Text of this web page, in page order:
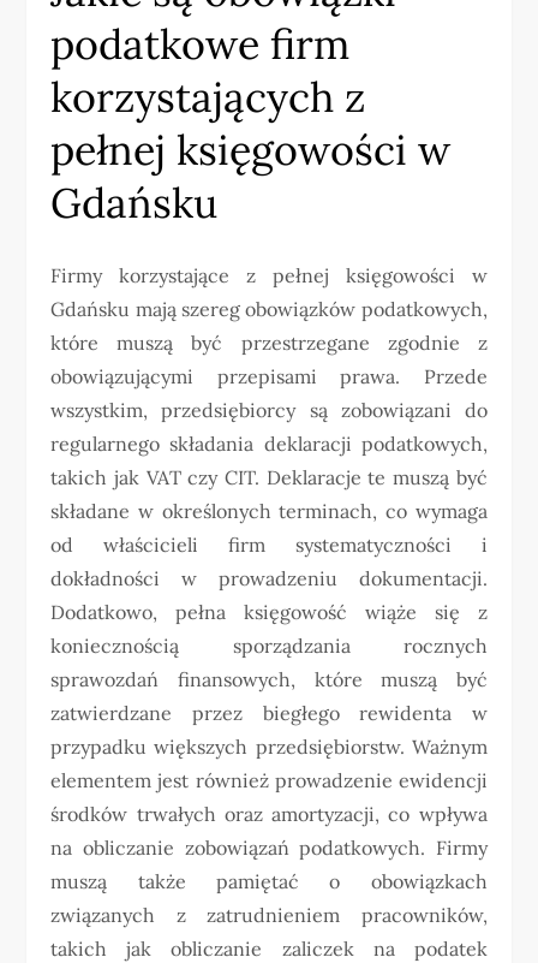
podatkowe firm
korzystających z
pełnej księgowości w
Gdańsku
Firmy korzystające z pełnej księgowości w
Gdańsku mają szereg obowiązków podatkowych,
które muszą być przestrzegane zgodnie z
obowiązującymi przepisami prawa. Przede
wszystkim, przedsiębiorcy są zobowiązani do
regularnego składania deklaracji podatkowych,
takich jak VAT czy CIT. Deklaracje te muszą być
składane w określonych terminach, co wymaga
od właścicieli firm systematyczności i
dokładności w prowadzeniu dokumentacji.
Dodatkowo, pełna księgowość wiąże się z
koniecznością sporządzania rocznych
sprawozdań finansowych, które muszą być
zatwierdzane przez biegłego rewidenta w
przypadku większych przedsiębiorstw. Ważnym
elementem jest również prowadzenie ewidencji
środków trwałych oraz amortyzacji, co wpływa
na obliczanie zobowiązań podatkowych. Firmy
muszą także pamiętać o obowiązkach
związanych z zatrudnieniem pracowników,
takich jak obliczanie zaliczek na podatek